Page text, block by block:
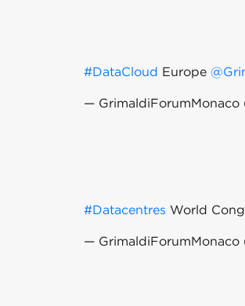
#DataCloud Europe
— GrimaldiForumMonaco
#Datacentres World
— GrimaldiForumMonaco